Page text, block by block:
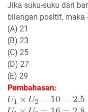
Jika suku-suku dari
bilangan positif, maka
(A) 21
(B) 23
(C) 25
(D) 27
(E) 29
Pembahasan:
U1×U2=10=2.5
U1 × U3= =2.8